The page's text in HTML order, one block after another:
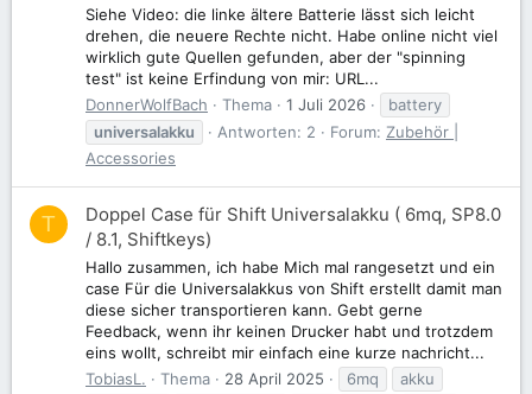
Siehe Video: die linke ältere Batterie lässt sich leicht
drehen, die neuere Rechte nicht. Habe online nicht viel
wirklich gute Quellen gefunden, aber der "spinning
test" ist keine Erfindung von mir: URL...
DonnerWolfBach
Thema 1 Juli 2026
battery
universalakku
Antworten: 2 Forum: Zubehör |
Accessories
T
Doppel Case für Shift Universalakku ( 6mq, SP8.0
/ 8.1, Shiftkeys)
Hallo zusammen, ich habe Mich mal rangesetzt und ein
case Für die Universalakkus von Shift erstellt damit man
diese sicher transportieren kann. Gebt gerne
Feedback, wenn ihr keinen Drucker habt und trotzdem
eins wollt, schreibt mir einfach eine kurze nachricht...
TobiasL.
Thema 28 April 2025 6mq
akku